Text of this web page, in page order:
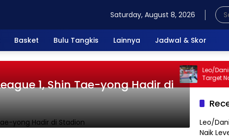
Saturday, August 8, 2026
Basket Bulu Tangkis Lainnya Jadwal & Skor
Leo/Daniel
Target Naik
1, Shin Tae-yong Hadir di
Leo/
Naik